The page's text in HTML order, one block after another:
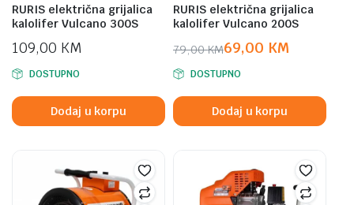
RURIS električna grijalica
kalolifer Vulcano 300S
109,00 KM
DOSTUPNO
Dodaj u korpu
RURIS električna grijalica
kalolifer Vulcano 200S
79,00KM
Original
price
was:
79,00 KM.
69,00 KM
Current
price
is:
69,00 KM.
DOSTUPNO
Dodaj u korpu